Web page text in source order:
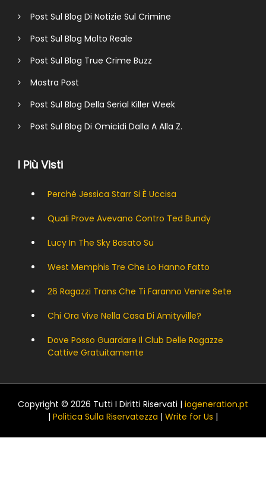
Post Sul Blog Di Notizie Sul Crimine
Post Sul Blog Molto Reale
Post Sul Blog True Crime Buzz
Mostra Post
Post Sul Blog Della Serial Killer Week
Post Sul Blog Di Omicidi Dalla A Alla Z.
I Più Visti
Perché Jessica Starr Si È Uccisa
Quali Prove Avevano Contro Ted Bundy
Lucy In The Sky Basato Su
West Memphis Tre Che Lo Hanno Fatto
26 Ragazzi Trans Che Ti Faranno Venire Sete
Chi Ora Vive Nella Casa Di Amityville?
Dove Posso Guardare Il Club Delle Ragazze
Cattive Gratuitamente
Copyright © 2026 Tutti I Diritti Riservati | iogeneration.pt
| Politica Sulla Riservatezza | Write for Us |